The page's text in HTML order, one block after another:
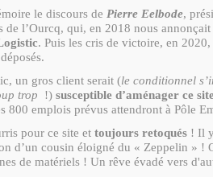
le discours de Pierre Eelbode,
de l’Ourcq, qui, en 2018 nous
. Puis les cris de victoire, en
un gros client serait (le conditionnel
trop
!) susceptible d’aménager ce
800 emplois prévus attendront à Pôle
pour ce site et toujours retoqués ! Il
d’un cousin éloigné du « Zeppelin » !
de matériels ! Un rêve évadé vers